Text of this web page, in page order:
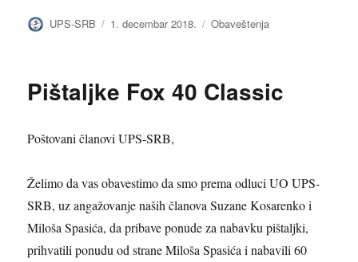
Autor
UPS-SRB Objavljeno
1. decembar 2018. Kategorije
Obaveštenja
Pištaljke Fox 40 Classic
Poštovani članovi UPS-SRB,
Želimo da vas obavestimo da smo prema odluci UO UPS-
SRB, uz angažovanje naših članova Suzane Kosarenko i
Miloša Spasića, da pribave ponude za nabavku pištaljki,
prihvatili ponudu od strane Miloša Spasića i nabavili 60